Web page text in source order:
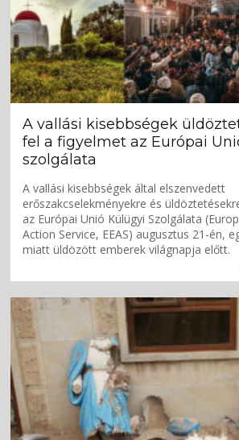
A vallási kisebbségek
fel a figyelmet az Európai
szolgálata
A vallási kisebbségek által elszenvedett
erőszakcselekményekre és
az Európai Unió Külügyi Szolgálata
Action Service, EEAS) augusztus 21-én,
miatt üldözött emberek világnapja előtt.